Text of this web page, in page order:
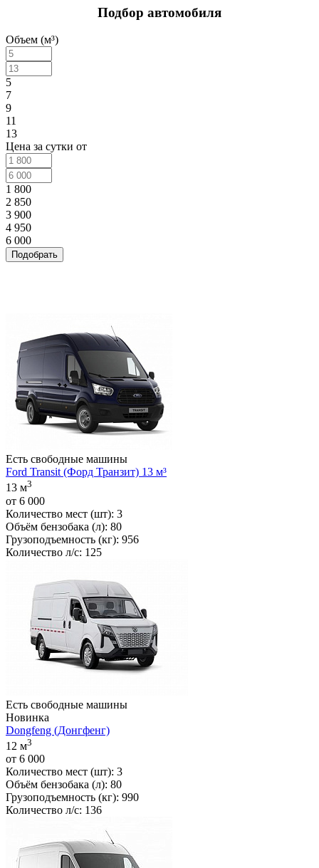
Подбор автомобиля
Объем (м³)
5
7
9
11
13
Цена за сутки от
1 800
2 850
3 900
4 950
6 000
Есть свободные машины
Ford Transit (Форд Транзит) 13 м³
13 м3
от 6 000
Количество мест (шт): 3
Объём бензобака (л): 80
Грузоподъемность (кг): 956
Количество л/c: 125
Есть свободные машины
Новинка
Dongfeng (Донгфенг)
12 м3
от 6 000
Количество мест (шт): 3
Объём бензобака (л): 80
Грузоподъемность (кг): 990
Количество л/c: 136